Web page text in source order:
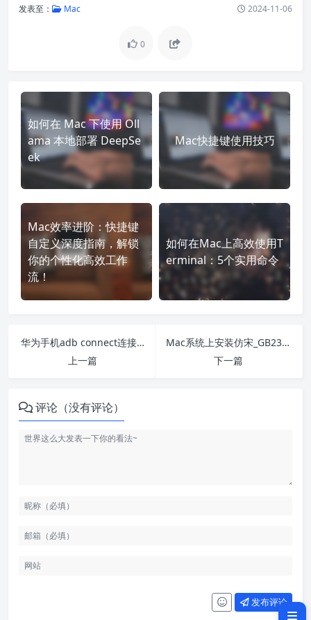
发表至： Mac 2024-11-06
0
如何在 Mac 下使用 Oll
ama 本地部署 DeepSe
ek
Mac快捷键使用技巧
Mac效率进阶：快捷键
自定义深度指南，解锁
你的个性化高效工作
流！
如何在Mac上高效使用T
erminal：5个实用命令
华为手机adb connect连接失败解决方案
上一篇
Mac系统上安装仿宋_GB2312字体
下一篇
评论（没有评论）
发布评论
二、窗口和多任务管理快捷键